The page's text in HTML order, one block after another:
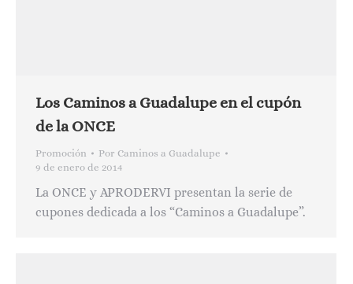
Los Caminos a Guadalupe en el cupón
de la ONCE
Promoción Por Caminos a Guadalupe
9 de enero de 2014
La ONCE y APRODERVI presentan la serie de
cupones dedicada a los “Caminos a Guadalupe”.